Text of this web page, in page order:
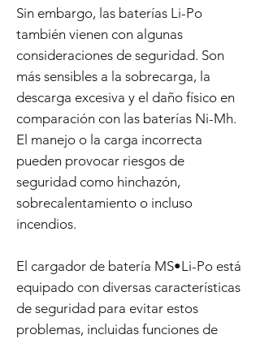
Sin embargo, las baterías Li-Po
también vienen con algunas
consideraciones de seguridad. Son
más sensibles a la sobrecarga, la
descarga excesiva y el daño físico en
comparación con las baterías Ni-Mh.
El manejo o la carga incorrecta
pueden provocar riesgos de
seguridad como hinchazón,
sobrecalentamiento o incluso
incendios.
El cargador de batería MS•Li-Po está
equipado con diversas características
de seguridad para evitar estos
problemas, incluidas funciones de